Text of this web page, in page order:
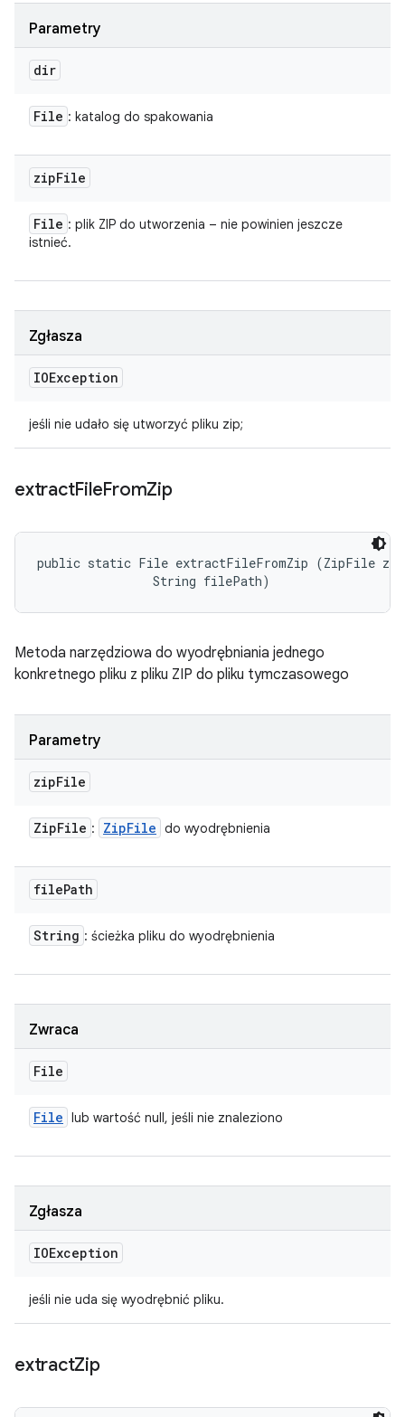
Parametry
dir
File : katalog do spakowania
zipFile
File : plik ZIP do utworzenia – nie powinien jeszcze
istnieć.
Zgłasza
IOException
jeśli nie udało się utworzyć pliku zip;
extractFileFromZip
public static File extractFileFromZip (ZipFile
                String filePath)
Metoda narzędziowa do wyodrębniania jednego
konkretnego pliku z pliku ZIP do pliku tymczasowego
Parametry
zipFile
ZipFile : ZipFile do wyodrębnienia
filePath
String : ścieżka pliku do wyodrębnienia
Zwraca
File
File lub wartość null, jeśli nie znaleziono
Zgłasza
IOException
jeśli nie uda się wyodrębnić pliku.
extractZip